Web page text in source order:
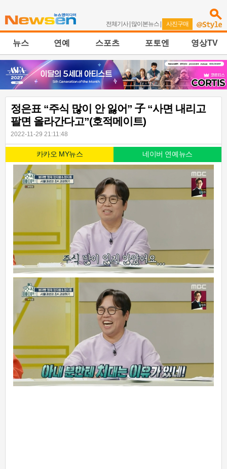
전체기사| 많이본뉴스 | 사진구매
뉴스 연예 스포츠 포토엔 영상TV
정은표 “주식 많이 안 잃어” 子 “사면 내리고
팔면 올라간다고”(호적메이트)
2022-11-29 21:11:48
카카오 MY뉴스 네이버 연예뉴스